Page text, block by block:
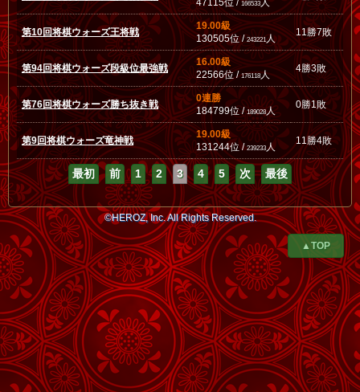
47115位 /166533 人
第10回将棋ウォーズ王将戦
19.00級
130505位 /243221人
11勝7敗
第94回将棋ウォーズ段級位最強戦
16.00級
22566位 /176118人
4勝3敗
第76回将棋ウォーズ勝ち抜き戦
0連勝
184799位 /189028人
0勝1敗
第9回将棋ウォーズ竜神戦
19.00級
131244位 /239233 人
11勝4敗
最初 前 1 2 3 4 5 次 最後
©HEROZ, Inc. All Rights Reserved.
▲TOP